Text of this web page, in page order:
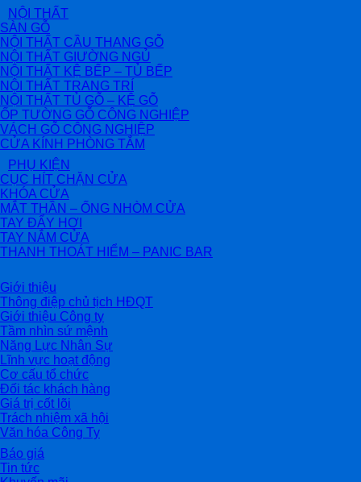
NỘI THẤT
SÀN GỖ
NỘI THẤT CẦU THANG GỖ
NỘI THẤT GIƯỜNG NGỦ
NỘI THẤT KỆ BẾP – TỦ BẾP
NỘI THẤT TRANG TRÍ
NỘI THẤT TỦ GỖ – KỆ GỖ
ỐP TƯỜNG GỖ CÔNG NGHIỆP
VÁCH GỖ CÔNG NGHIỆP
CỬA KÍNH PHÒNG TẮM
PHỤ KIỆN
CỤC HÍT CHẶN CỬA
KHÓA CỬA
MẮT THẦN – ỐNG NHÒM CỬA
TAY ĐẨY HƠI
TAY NẮM CỬA
THANH THOÁT HIỂM – PANIC BAR
Giới thiệu
Thông điệp chủ tịch HĐQT
Giới thiệu Công ty
Tầm nhìn sứ mệnh
Năng Lực Nhân Sự
Lĩnh vực hoạt động
Cơ cấu tổ chức
Đối tác khách hàng
Giá trị cốt lõi
Trách nhiệm xã hội
Văn hóa Công Ty
Báo giá
Tin tức